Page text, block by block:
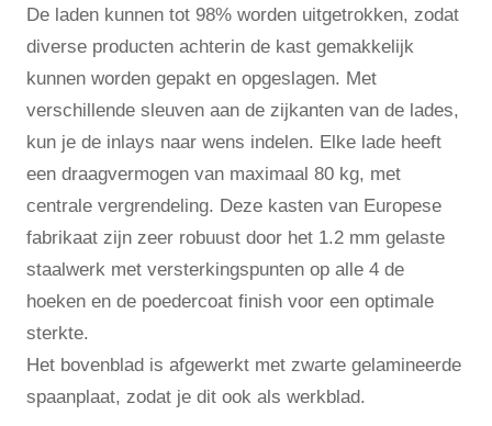
De laden kunnen tot 98% worden uitgetrokken, zodat
diverse producten achterin de kast gemakkelijk
kunnen worden gepakt en opgeslagen. Met
verschillende sleuven aan de zijkanten van de lades,
kun je de inlays naar wens indelen. Elke lade heeft
een draagvermogen van maximaal 80 kg, met
centrale vergrendeling. Deze kasten van Europese
fabrikaat zijn zeer robuust door het 1.2 mm gelaste
staalwerk met versterkingspunten op alle 4 de
hoeken en de poedercoat finish voor een optimale
sterkte.
Het bovenblad is afgewerkt met zwarte gelamineerde
spaanplaat, zodat je dit ook als werkblad.